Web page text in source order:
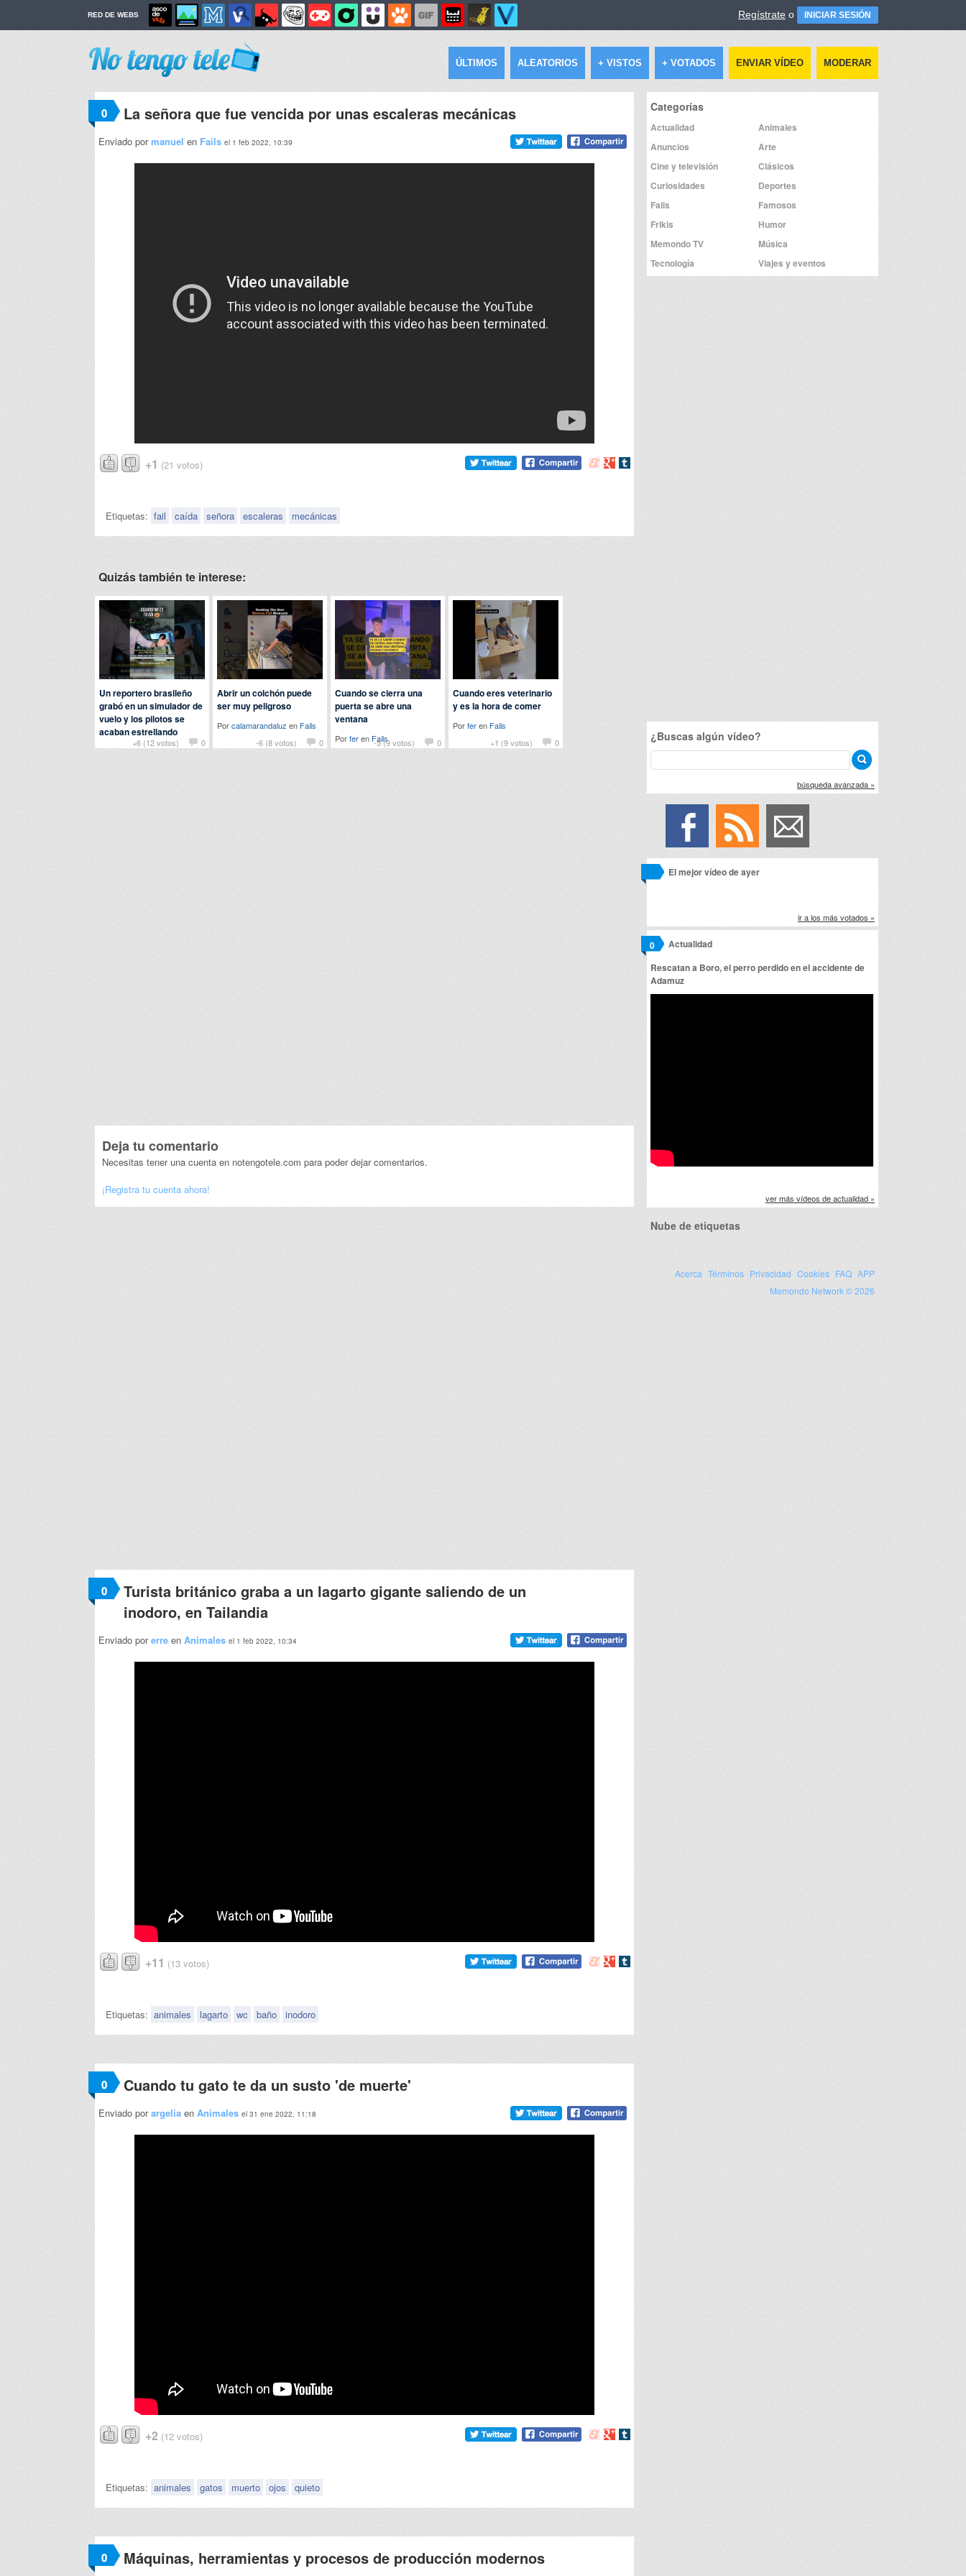
RED DE WEBS Regístrate o INICIAR SESIÓN
ÚLTIMOS ALEATORIOS + VISTOS + VOTADOS ENVIAR VÍDEO MODERAR
0 La señora que fue vencida por unas escaleras mecánicas
Enviado pormanuel en Fails el 1 feb 2022, 10:39
+1 (21 votos)
Compartir
Compartir
Compartir
Etiquetas: fail caída señora escaleras mecánicas
Quizás también te interese:
+6 (12 votos) 0
Un reportero brasileño
grabó en un simulador de
vuelo y los pilotos se
acaban estrellando
PorchuckbassenFails
-6 (8 votos) 0
Abrir un colchón puede
ser muy peligroso
Porcalamarandaluz en Fails
-5 (9 votos)
0
Cuando se cierra una
puerta se abre una
ventana
Porferen Fails +1 (9 votos) 0
Cuando eres veterinario
y es la hora de comer
Porferen Fails
Deja tu comentario
Necesitas tener una cuenta en notengotele.com para poder dejar comentarios.
¡Registra tu cuenta ahora!
0
Turista británico graba a un lagarto gigante saliendo de un
inodoro, en Tailandia
Enviado porerre en Animales el 1 feb 2022, 10:34
+11 (13 votos)
Compartir
Compartir
Compartir
Etiquetas: animales lagarto wc baño inodoro
0 Cuando tu gato te da un susto 'de muerte'
Enviado porargelia en Animales el 31 ene 2022, 11:18
+2 (12 votos)
Compartir
Compartir
Compartir
Etiquetas: animales gatos muerto ojos quieto
0 Máquinas, herramientas y procesos de producción modernos
Categorías
Actualidad
Animales
Anuncios
Arte
Cine y televisión
Clásicos
Curiosidades
Deportes
Fails
Famosos
Frikis
Humor
Memondo TV
Música
Tecnología
Viajes y eventos
¿Buscas algún vídeo?
búsqueda avanzada »
El mejor vídeo de ayer
ir a los más votados »
Actualidad
0
Rescatan a Boro, el perro perdido en el accidente de
Adamuz
ver más vídeos de actualidad »
Nube de etiquetas
Acerca Términos Privacidad Cookies FAQ APP
Memondo Network © 2026